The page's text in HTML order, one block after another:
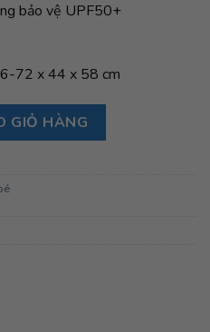
bảo vệ UPF50+
72 x 44 x 58 cm
Cosi Pebble 360 Pro 2,
GIỎ HÀNG